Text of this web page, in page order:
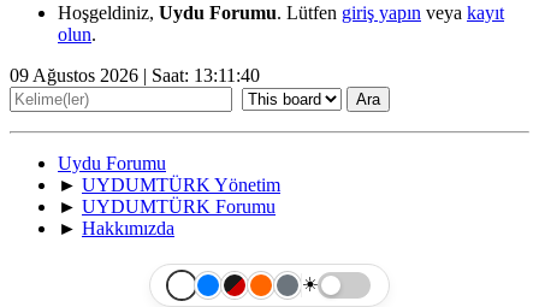
Hoşgeldiniz, Uydu Forumu. Lütfen giriş yapın veya kayıt
olun.
09 Ağustos 2026 | Saat: 13:11:40
Uydu Forumu
► UYDUMTÜRK Yönetim
► UYDUMTÜRK Forumu
► Hakkımızda
☀️